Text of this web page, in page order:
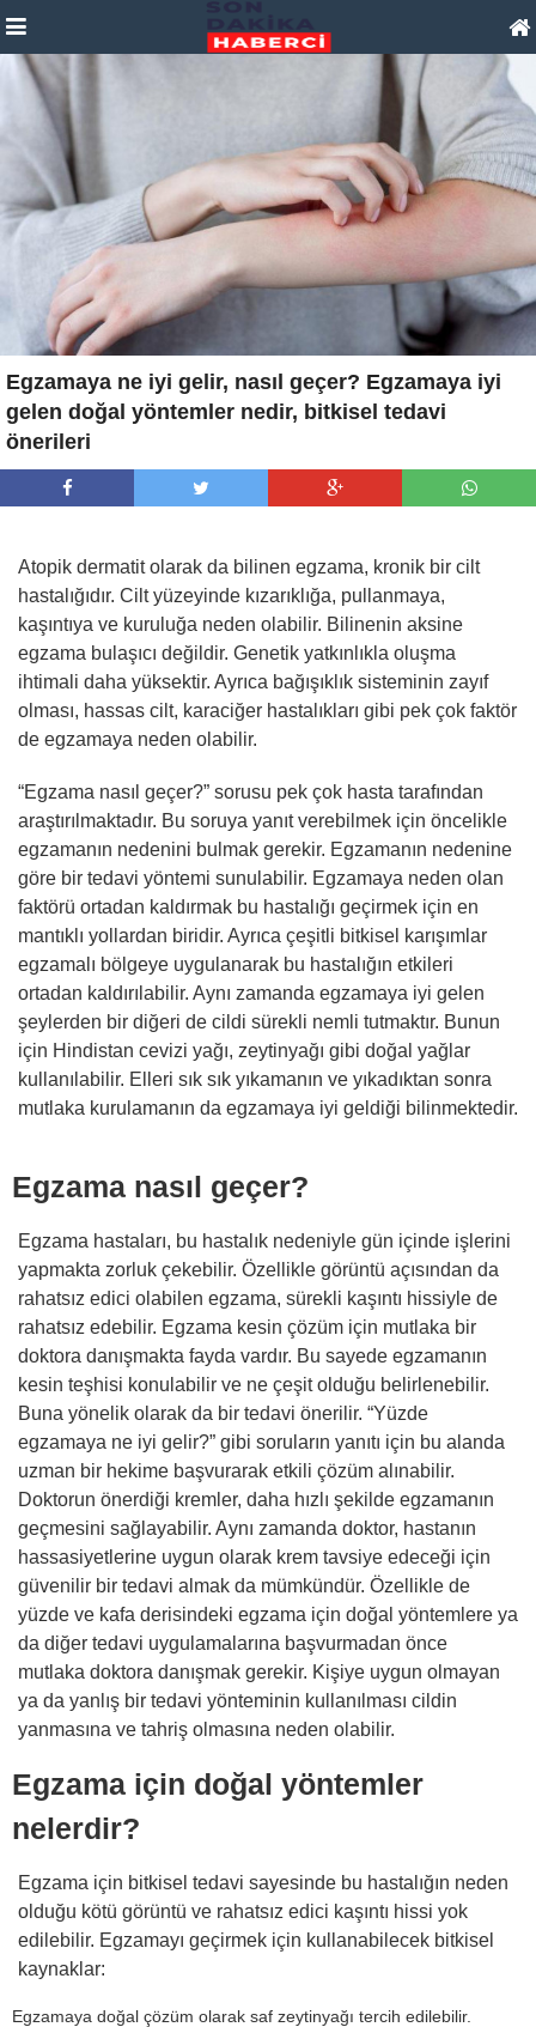
Egzamaya ne iyi gelir, nasıl geçer? Egzamaya iyi
gelen doğal yöntemler nedir, bitkisel tedavi
önerileri
Atopik dermatit olarak da bilinen egzama, kronik bir cilt
hastalığıdır. Cilt yüzeyinde kızarıklığa, pullanmaya,
kaşıntıya ve kuruluğa neden olabilir. Bilinenin aksine
egzama bulaşıcı değildir. Genetik yatkınlıkla oluşma
ihtimali daha yüksektir. Ayrıca bağışıklık sisteminin zayıf
olması, hassas cilt, karaciğer hastalıkları gibi pek çok faktör
de egzamaya neden olabilir.
“Egzama nasıl geçer?” sorusu pek çok hasta tarafından
araştırılmaktadır. Bu soruya yanıt verebilmek için öncelikle
egzamanın nedenini bulmak gerekir. Egzamanın nedenine
göre bir tedavi yöntemi sunulabilir. Egzamaya neden olan
faktörü ortadan kaldırmak bu hastalığı geçirmek için en
mantıklı yollardan biridir. Ayrıca çeşitli bitkisel karışımlar
egzamalı bölgeye uygulanarak bu hastalığın etkileri
ortadan kaldırılabilir. Aynı zamanda egzamaya iyi gelen
şeylerden bir diğeri de cildi sürekli nemli tutmaktır. Bunun
için Hindistan cevizi yağı, zeytinyağı gibi doğal yağlar
kullanılabilir. Elleri sık sık yıkamanın ve yıkadıktan sonra
mutlaka kurulamanın da egzamaya iyi geldiği bilinmektedir.
Egzama nasıl geçer?
Egzama hastaları, bu hastalık nedeniyle gün içinde işlerini
yapmakta zorluk çekebilir. Özellikle görüntü açısından da
rahatsız edici olabilen egzama, sürekli kaşıntı hissiyle de
rahatsız edebilir. Egzama kesin çözüm için mutlaka bir
doktora danışmakta fayda vardır. Bu sayede egzamanın
kesin teşhisi konulabilir ve ne çeşit olduğu belirlenebilir.
Buna yönelik olarak da bir tedavi önerilir. “Yüzde
egzamaya ne iyi gelir?” gibi soruların yanıtı için bu alanda
uzman bir hekime başvurarak etkili çözüm alınabilir.
Doktorun önerdiği kremler, daha hızlı şekilde egzamanın
geçmesini sağlayabilir. Aynı zamanda doktor, hastanın
hassasiyetlerine uygun olarak krem tavsiye edeceği için
güvenilir bir tedavi almak da mümkündür. Özellikle de
yüzde ve kafa derisindeki egzama için doğal yöntemlere ya
da diğer tedavi uygulamalarına başvurmadan önce
mutlaka doktora danışmak gerekir. Kişiye uygun olmayan
ya da yanlış bir tedavi yönteminin kullanılması cildin
yanmasına ve tahriş olmasına neden olabilir.
Egzama için doğal yöntemler
nelerdir?
Egzama için bitkisel tedavi sayesinde bu hastalığın neden
olduğu kötü görüntü ve rahatsız edici kaşıntı hissi yok
edilebilir. Egzamayı geçirmek için kullanabilecek bitkisel
kaynaklar:
Egzamaya doğal çözüm olarak saf zeytinyağı tercih edilebilir.